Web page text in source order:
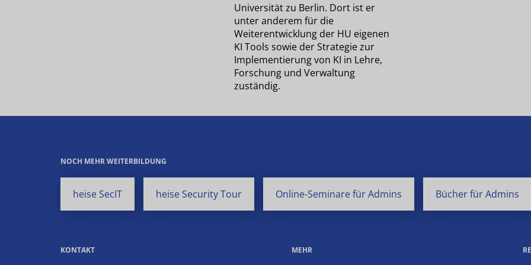
Universität zu Berlin. Dort ist er
unter anderem für die
Weiterentwicklung der HU eigenen
KI Tools sowie der Strategie zur
Implementierung von KI in Lehre,
Forschung und Verwaltung
zuständig.
NOCH MEHR WEITERBILDUNG
heise SecIT heise Security Tour Online-Seminare für Admins Bücher für Admins
KONTAKT MEHR